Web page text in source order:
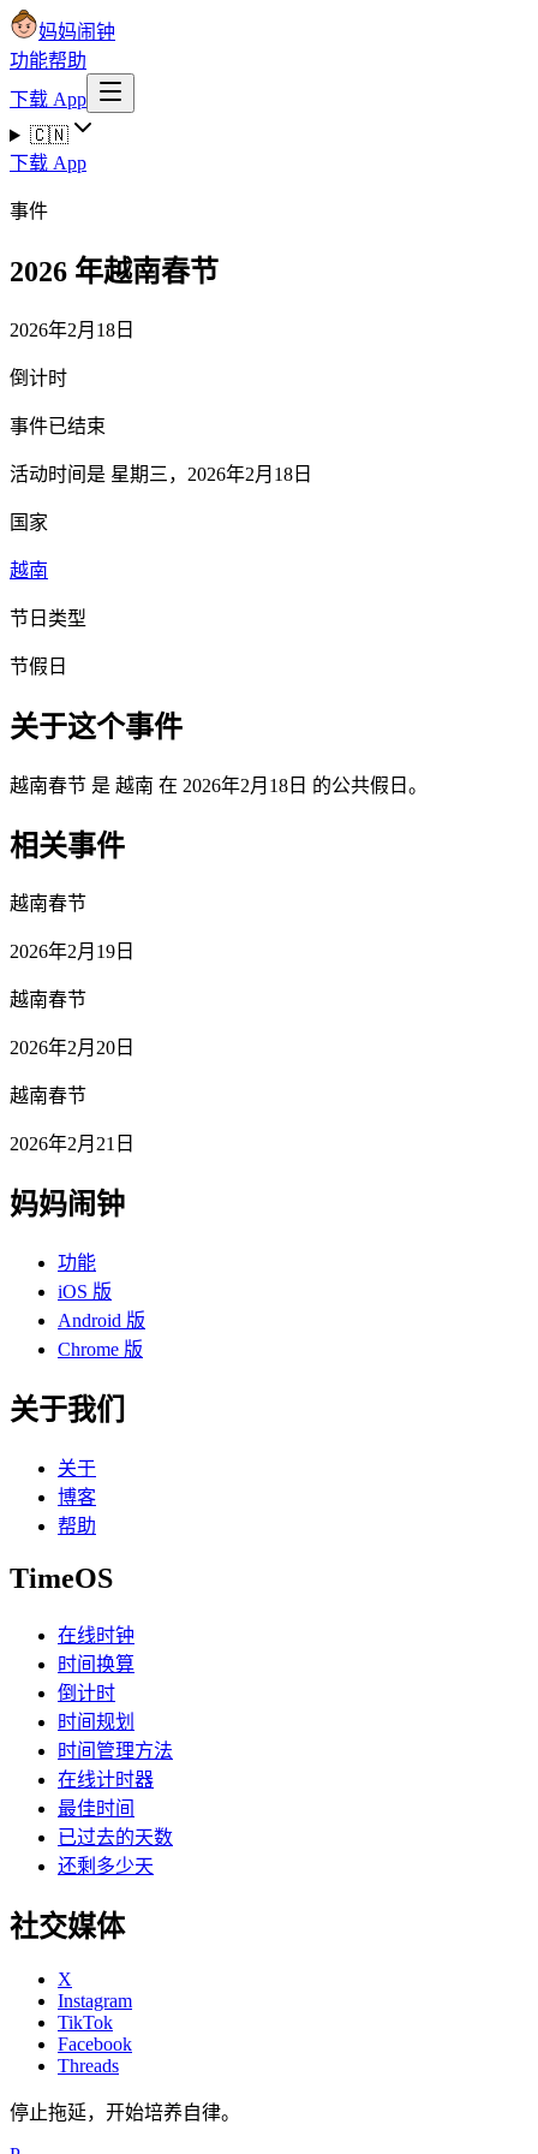
妈妈闹钟
功能帮助
下载 App
🇨🇳
下载 App
事件
2026 年越南春节
2026年2月18日
倒计时
事件已结束
活动时间是 星期三，2026年2月18日
国家
越南
节日类型
节假日
关于这个事件
越南春节 是 越南 在 2026年2月18日 的公共假日。
相关事件
越南春节
2026年2月19日
越南春节
2026年2月20日
越南春节
2026年2月21日
妈妈闹钟
功能
iOS 版
Android 版
Chrome 版
关于我们
关于
博客
帮助
TimeOS
在线时钟
时间换算
倒计时
时间规划
时间管理方法
在线计时器
最佳时间
已过去的天数
还剩多少天
社交媒体
X
Instagram
TikTok
Facebook
Threads
停止拖延，开始培养自律。